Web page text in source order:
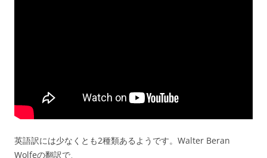
英語訳には少なくとも2種類あるようです。Walter Beran
Wolfeの翻訳で、